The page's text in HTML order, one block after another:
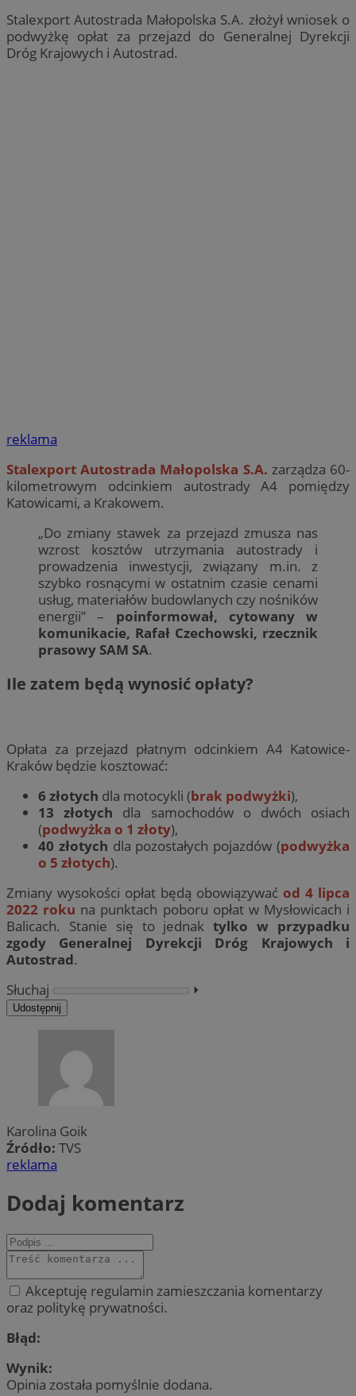
Stalexport Autostrada Małopolska S.A. złożył wniosek o
podwyżkę opłat za przejazd do Generalnej Dyrekcji
Dróg Krajowych i Autostrad.
reklama
Stalexport Autostrada Małopolska S.A. zarządza 60-
kilometrowym odcinkiem autostrady A4 pomiędzy
Katowicami, a Krakowem.
„Do zmiany stawek za przejazd zmusza nas
wzrost kosztów utrzymania autostrady i
prowadzenia inwestycji, związany m.in. z
szybko rosnącymi w ostatnim czasie cenami
usług, materiałów budowlanych czy nośników
energii” – poinformował, cytowany w
komunikacie, Rafał Czechowski, rzecznik
prasowy SAM SA.
Ile zatem będą wynosić opłaty?
Opłata za przejazd płatnym odcinkiem A4 Katowice-
Kraków będzie kosztować:
6 złotych dla motocykli (brak podwyżki),
13 złotych dla samochodów o dwóch osiach
(podwyżka o 1 złoty),
40 złotych dla pozostałych pojazdów (podwyżka
o 5 złotych).
Zmiany wysokości opłat będą obowiązywać od 4 lipca
2022 roku na punktach poboru opłat w Mysłowicach i
Balicach. Stanie się to jednaktylko w przypadku
zgody Generalnej Dyrekcji Dróg Krajowych i
Autostrad.
Słuchaj
⏵︎
Udostępnij
Karolina Goik
Źródło: TVS
reklama
Dodaj komentarz
Akceptuję regulamin zamieszczania komentarzy
oraz politykę prywatności.
Błąd:
Wynik:
Opinia została pomyślnie dodana.